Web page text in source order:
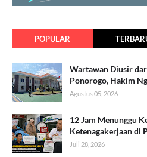
POPULAR
Wartawan Diusir
Ponorogo, Hakim
Agustus 05, 2026
12 Jam Menunggu
Ketenagakerjaan di
Juli 28, 2026